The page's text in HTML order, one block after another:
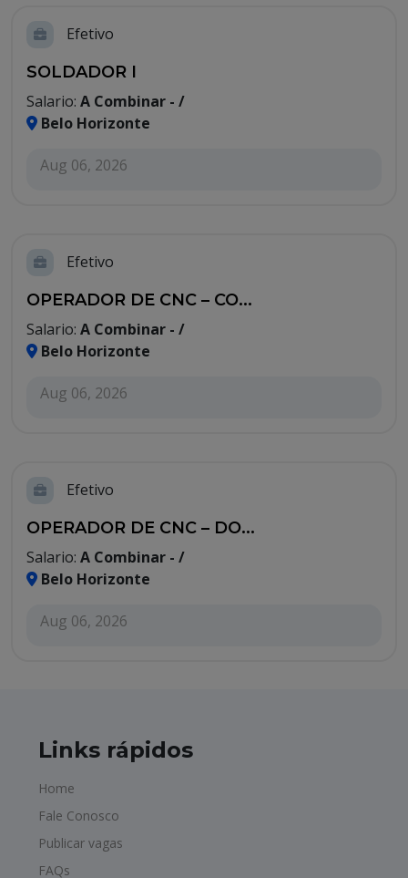
Efetivo
SOLDADOR I
Salario: A Combinar - /
Belo Horizonte
Aug 06, 2026
Efetivo
OPERADOR DE CNC – CO...
Salario: A Combinar - /
Belo Horizonte
Aug 06, 2026
Efetivo
OPERADOR DE CNC – DO...
Salario: A Combinar - /
Belo Horizonte
Aug 06, 2026
Links rápidos
Home
Fale Conosco
Publicar vagas
FAQs